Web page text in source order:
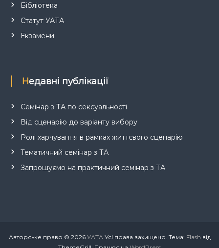
Бібліотека
Статут УАТА
Екзамени
Недавні публікації
Семінар з ТА по сексуальності
Від сценарію до варіанту вибору
Ролі харчування в рамках життєвого сценарію
Тематичний семінар з ТА
Запрошуємо на практичний семінар з ТА
Авторське право © 2026 УАТА Усі права захищено. Тема: Flash від